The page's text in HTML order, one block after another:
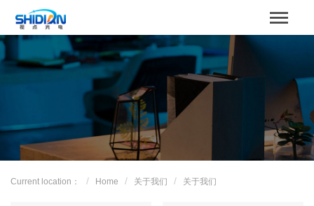
Home
关于我们
Product
Case
Current location： Home 关于我们 关于我们